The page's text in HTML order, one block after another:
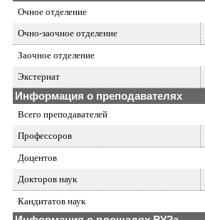
Очное отделение
Очно-заочное отделение
Заочное отделение
Экстернат
Информация о преподавателях
Всего преподавателей
Профессоров
Доцентов
Докторов наук
Кандитатов наук